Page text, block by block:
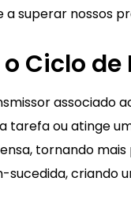
superar nossos
Ciclo
associado
tarefa ou atinge
tornando
criando